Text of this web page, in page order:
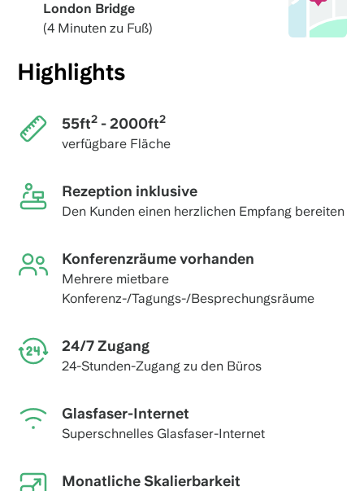
London Bridge
(4 Minuten zu Fuß)
Highlights
55ft2- 2000ft2
verfügbare Fläche
Rezeption inklusive
Den Kunden einen herzlichen Empfang bereiten
Konferenzräume vorhanden
Mehrere mietbare
Konferenz-/Tagungs-/Besprechungsräume
24/7 Zugang
24-Stunden-Zugang zu den Büros
Glasfaser-Internet
Superschnelles Glasfaser-Internet
Monatliche Skalierbarkeit